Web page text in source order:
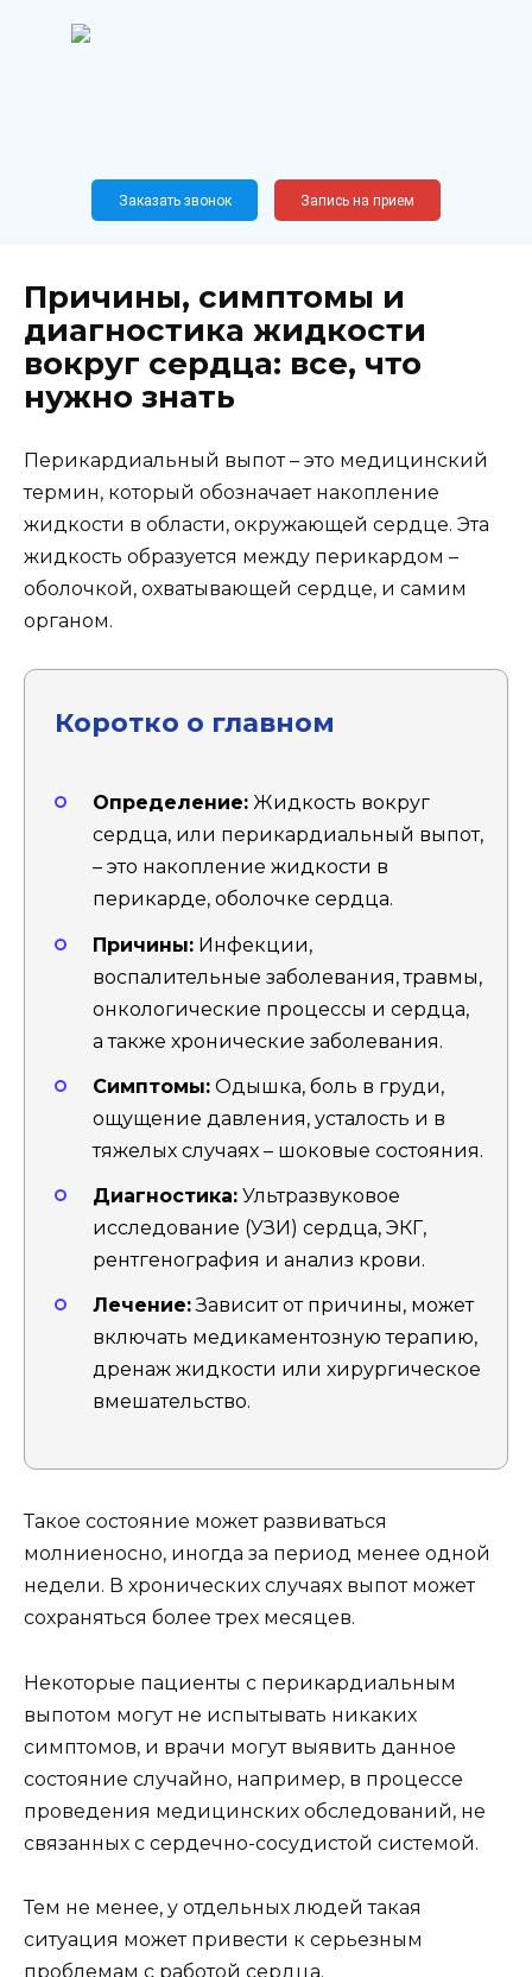
Новослободская, 62, к12
Заказать звонок Запись на прием
Причины, симптомы и
диагностика жидкости
вокруг сердца: все, что
нужно знать
Перикардиальный выпот – это медицинский
термин, который обозначает накопление
жидкости в области, окружающей сердце. Эта
жидкость образуется между перикардом –
оболочкой, охватывающей сердце, и самим
органом.
Коротко о главном
Определение: Жидкость вокруг
сердца, или перикардиальный выпот,
– это накопление жидкости в
перикарде, оболочке сердца.
Причины: Инфекции,
воспалительные заболевания, травмы,
онкологические процессы и сердца,
а также хронические заболевания.
Симптомы: Одышка, боль в груди,
ощущение давления, усталость и в
тяжелых случаях – шоковые состояния.
Диагностика: Ультразвуковое
исследование (УЗИ) сердца, ЭКГ,
рентгенография и анализ крови.
Лечение:Зависит от причины, может
включать медикаментозную терапию,
дренаж жидкости или хирургическое
вмешательство.
Такое состояние может развиваться
молниеносно, иногда за период менее одной
недели. В хронических случаях выпот может
сохраняться более трех месяцев.
Некоторые пациенты с перикардиальным
выпотом могут не испытывать никаких
симптомов, и врачи могут выявить данное
состояние случайно, например, в процессе
проведения медицинских обследований, не
связанных с сердечно-сосудистой системой.
Тем не менее, у отдельных людей такая
ситуация может привести к серьезным
проблемам с работой сердца.